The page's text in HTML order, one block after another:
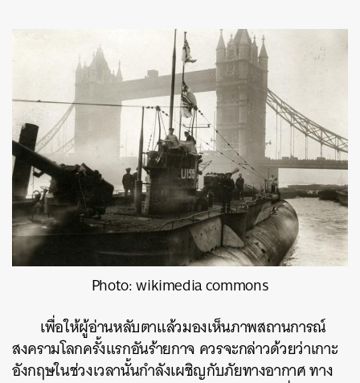
Photo: wikimedia commons
เพื่อให้ผู้อ่านหลับตาแล้วมองเห็นภาพสถานการณ์
สงครามโลกครั้งแรกอันร้ายกาจ ควรจะกล่าวด้วยว่าเกาะ
อังกฤษในช่วงเวลานั้นกำลังเผชิญกับภัยทางอากาศ ทาง